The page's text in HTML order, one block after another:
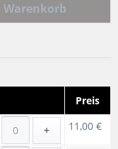
Warenkorb
Preis
+ 11,00 €